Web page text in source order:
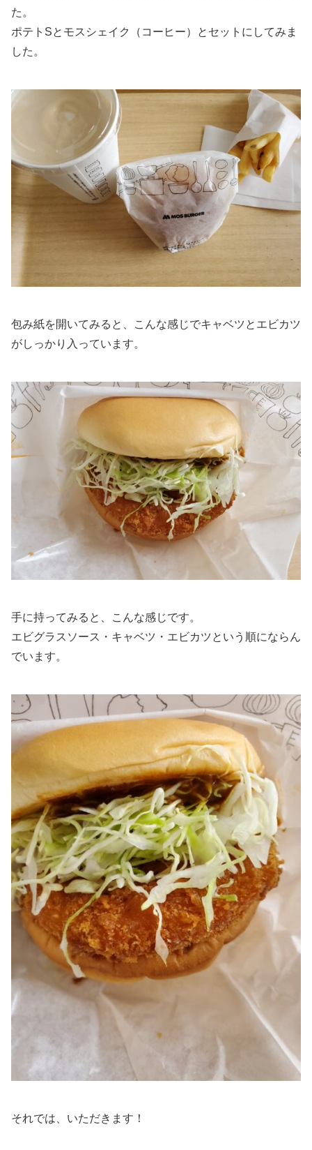
た。
ポテトSとモスシェイク（コーヒー）とセットにしてみま
した。
包み紙を開いてみると、こんな感じでキャベツとエビカツ
がしっかり入っています。
手に持ってみると、こんな感じです。
エビグラスソース・キャベツ・エビカツという順にならん
でいます。
それでは、いただきます！